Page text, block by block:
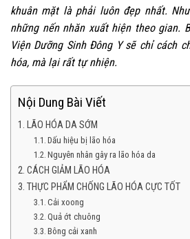
khuân mặt là phải luôn đẹp nhất.
những nến nhăn xuất hiện theo gian.
Viện Dưỡng Sinh Đông Y sẽ chỉ cách
hóa, mà lại rất tự nhiện.
Nội Dung Bài Viết
LÃO HÓA DA SỚM
Dấu hiệu bị lão hóa
Nguyên nhân gây ra lão hóa da
CÁCH GIẢM LÃO HÓA
THỰC PHẨM CHỐNG LÃO HÓA CỰC TỐT
Cải xoong
Quả ớt chuông
Bông cải xanh